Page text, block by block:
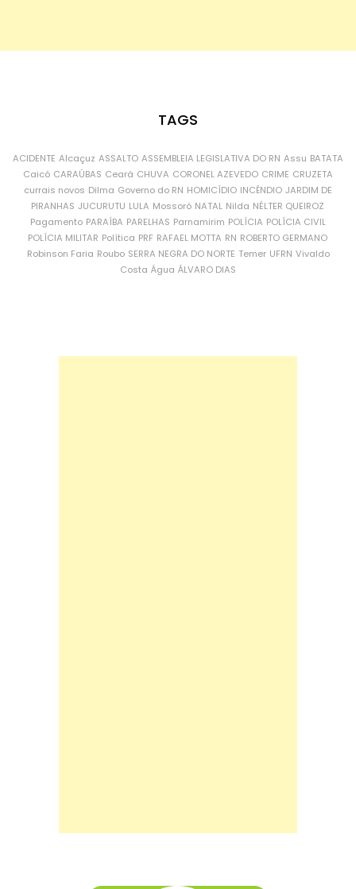
TAGS
ACIDENTE Alcaçuz ASSALTO ASSEMBLEIA LEGISLATIVA DO RN Assu BATATA
Caicó CARAÚBAS Ceará CHUVA CORONEL AZEVEDO CRIME CRUZETA
currais novos Dilma Governo do RN HOMICÍDIO INCÊNDIO JARDIM DE
PIRANHAS JUCURUTU LULA Mossoró NATAL Nilda NÉLTER QUEIROZ
Pagamento PARAÍBA PARELHAS Parnamirim POLÍCIA POLÍCIA CIVIL
POLÍCIA MILITAR Política PRF RAFAEL MOTTA RN ROBERTO GERMANO
Robinson Faria Roubo SERRA NEGRA DO NORTE Temer UFRN Vivaldo
Costa Água ÁLVARO DIAS